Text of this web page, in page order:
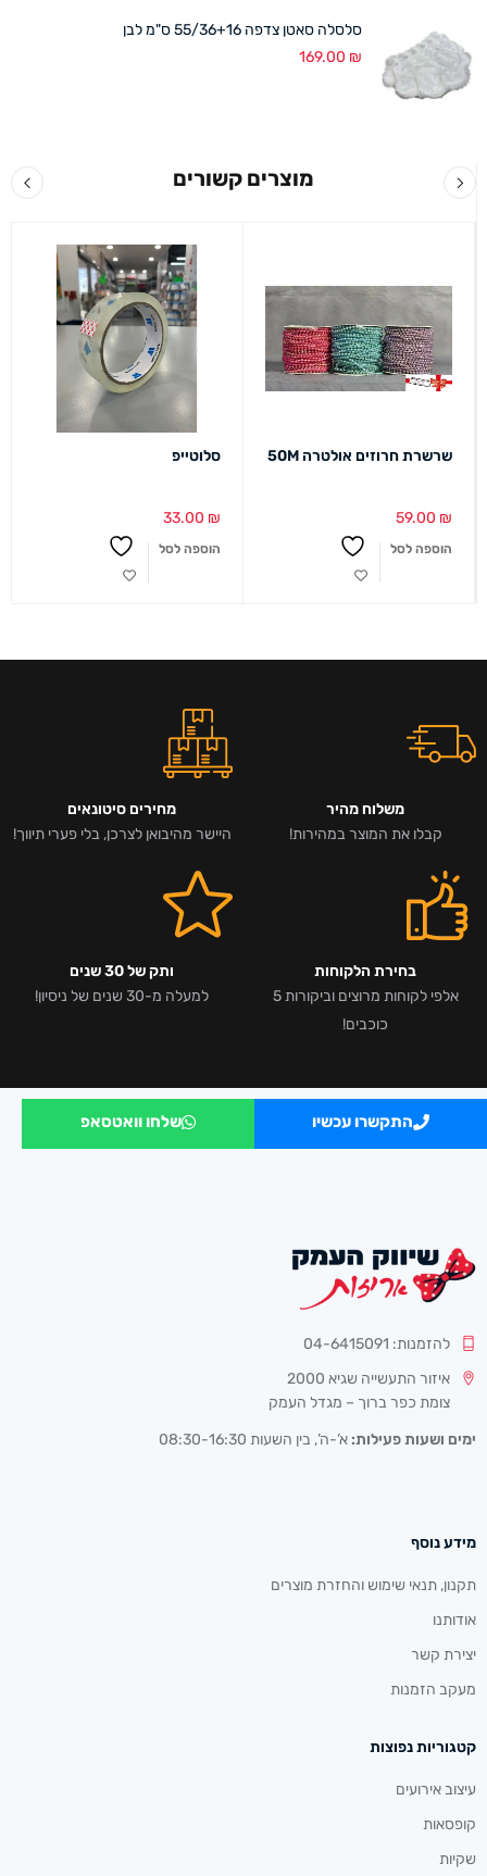
סלסלה סאטן צדפה 55/36+16 ס"מ לבן
169.00 ₪
מוצרים קשורים
שרשרת חרוזים אולטרה 50M
59.00 ₪
הוספה לסל
סלוטייפ
33.00 ₪
הוספה לסל
משלוח מהיר
קבלו את המוצר במהירות!
מחירים סיטונאים
היישר מהיבואן לצרכן, בלי פערי תיווך!
בחירת הלקוחות
אלפי לקוחות מרוצים וביקורות 5
כוכבים!
ותק של 30 שנים
למעלה מ-30 שנים של ניסיון!
התקשרו עכשיו שלחו וואטסאפ
להזמנות: 04-6415091
איזור התעשייה שגיא 2000
צומת כפר ברוך – מגדל העמק
ימים ושעות פעילות: א’-ה’, בין השעות 08:30-16:30
מידע נוסף
תקנון, תנאי שימוש והחזרת מוצרים
אודותנו
יצירת קשר
מעקב הזמנות
קטגוריות נפוצות
עיצוב אירועים
קופסאות
שקיות